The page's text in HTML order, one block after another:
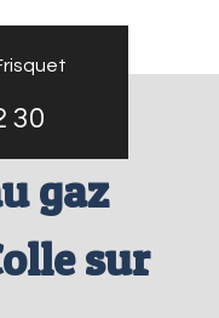
30
gaz
sur